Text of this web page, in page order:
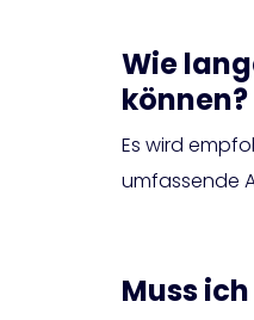
Wie
können?
Es wird
umfassende
Muss